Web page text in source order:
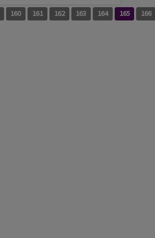
160 161 162 163 164 165 166